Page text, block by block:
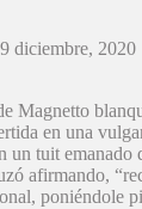
diciembre, 2020
Magnetto
en una
un tuit emanado
afirmando,
poniéndole